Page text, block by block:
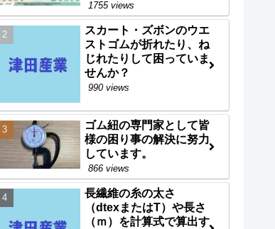
1755 views
スカート・ズボンのウエ
ストゴムが折れたり、ね
じれたりして困っていま
せんか？
990 views
ゴム紐の専門家として皆
様の困り事の解決に努力
しています。
866 views
長繊維の糸の太さ
（dtexまたはT）や長さ
（ｍ）を計算式で算出す